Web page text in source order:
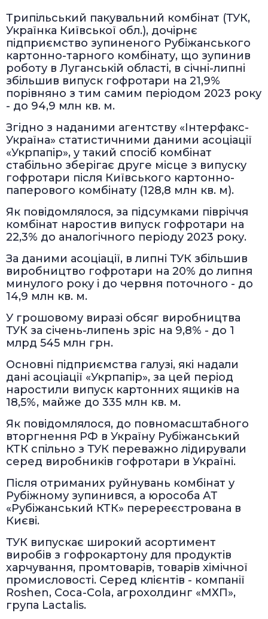
Трипільський пакувальний комбінат (ТУК,
Українка Київської обл.), дочірнє
підприємство зупиненого Рубіжанського
картонно-тарного комбінату, що зупинив
роботу в Луганській області, в січні-липні
збільшив випуск гофротари на 21,9%
порівняно з тим самим періодом 2023 року
- до 94,9 млн кв. м.
Згідно з наданими агентству «Інтерфакс-
Україна» статистичними даними асоціації
«Укрпапір», у такий спосіб комбінат
стабільно зберігає друге місце з випуску
гофротари після Київського картонно-
паперового комбінату (128,8 млн кв. м).
Як повідомлялося, за підсумками півріччя
комбінат наростив випуск гофротари на
22,3% до аналогічного періоду 2023 року.
За даними асоціації, в липні ТУК збільшив
виробництво гофротари на 20% до липня
минулого року і до червня поточного - до
14,9 млн кв. м.
У грошовому виразі обсяг виробництва
ТУК за січень-липень зріс на 9,8% - до 1
млрд 545 млн грн.
Основні підприємства галузі, які надали
дані асоціації «Укрпапір», за цей період
наростили випуск картонних ящиків на
18,5%, майже до 335 млн кв. м.
Як повідомлялося, до повномасштабного
вторгнення РФ в Україну Рубіжанський
КТК спільно з ТУК переважно лідирували
серед виробників гофротари в Україні.
Після отриманих руйнувань комбінат у
Рубіжному зупинився, а юрособа АТ
«Рубіжанський КТК» перереєстрована в
Києві.
ТУК випускає широкий асортимент
виробів з гофрокартону для продуктів
харчування, промтоварів, товарів хімічної
промисловості. Серед клієнтів - компанії
Roshen, Coca-Cola, агрохолдинг «МХП»,
група Lactalis.